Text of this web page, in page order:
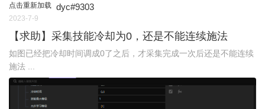
点击重新加载 dyc#9303
2023-7-9
【求助】采集技能冷却为0，还是不能连续施法
如图已经把冷却时间调成0了之后，才采集完成一次后还是不能连续
施法 ...